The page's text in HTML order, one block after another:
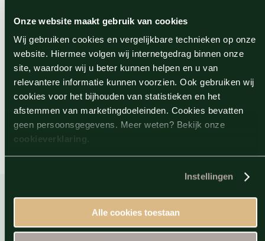
Onze website maakt gebruik van cookies
Wij gebruiken cookies en vergelijkbare technieken op onze
website. Hiermee volgen wij internetgedrag binnen onze
site, waardoor wij u beter kunnen helpen en u van
relevantere informatie kunnen voorzien. Ook gebruiken wij
cookies voor het bijhouden van statistieken en het
afstemmen van marketingdoeleinden. Cookies bevatten
geen persoonsgegevens. Meer weten? Bekijk onze
cookieverklaring.
Instellingen
Alle cookies toestaan
ondersteunt spierontspanning en stressvermindering.
lichaam spiergericht gemasseerd met een neutrale olie.
Ideaal bij langdurige spierspanning, stress of behoefte aan
diep herstel.
Wanneer u zwanger bent, kunt u deze behandeling helaas niet
Direct naar